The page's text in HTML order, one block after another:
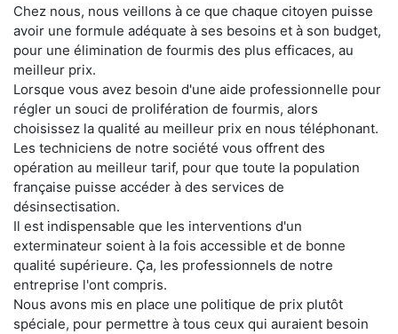
Chez nous, nous veillons à ce que chaque citoyen puisse
avoir une formule adéquate à ses besoins et à son budget,
pour une élimination de fourmis des plus efficaces, au
meilleur prix.
Lorsque vous avez besoin d'une aide professionnelle pour
régler un souci de prolifération de fourmis, alors
choisissez la qualité au meilleur prix en nous téléphonant.
Les techniciens de notre société vous offrent des
opération au meilleur tarif, pour que toute la population
française puisse accéder à des services de
désinsectisation.
Il est indispensable que les interventions d'un
exterminateur soient à la fois accessible et de bonne
qualité supérieure. Ça, les professionnels de notre
entreprise l'ont compris.
Nous avons mis en place une politique de prix plutôt
spéciale, pour permettre à tous ceux qui auraient besoin